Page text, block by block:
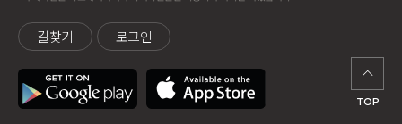
길찾기 로그인
TOP